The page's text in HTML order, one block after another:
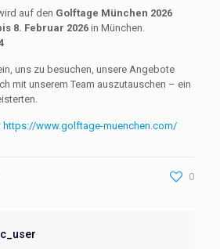
auf den Golftage München 2026
8. Februar 2026in München.
uns zu besuchen, unsere Angebote
mit unserem Team auszutauschen – ein
https://www.golftage-muenchen.com/
0